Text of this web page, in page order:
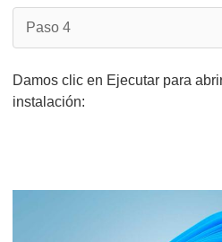
Paso 4
Damos clic en Ejecutar para
instalación: